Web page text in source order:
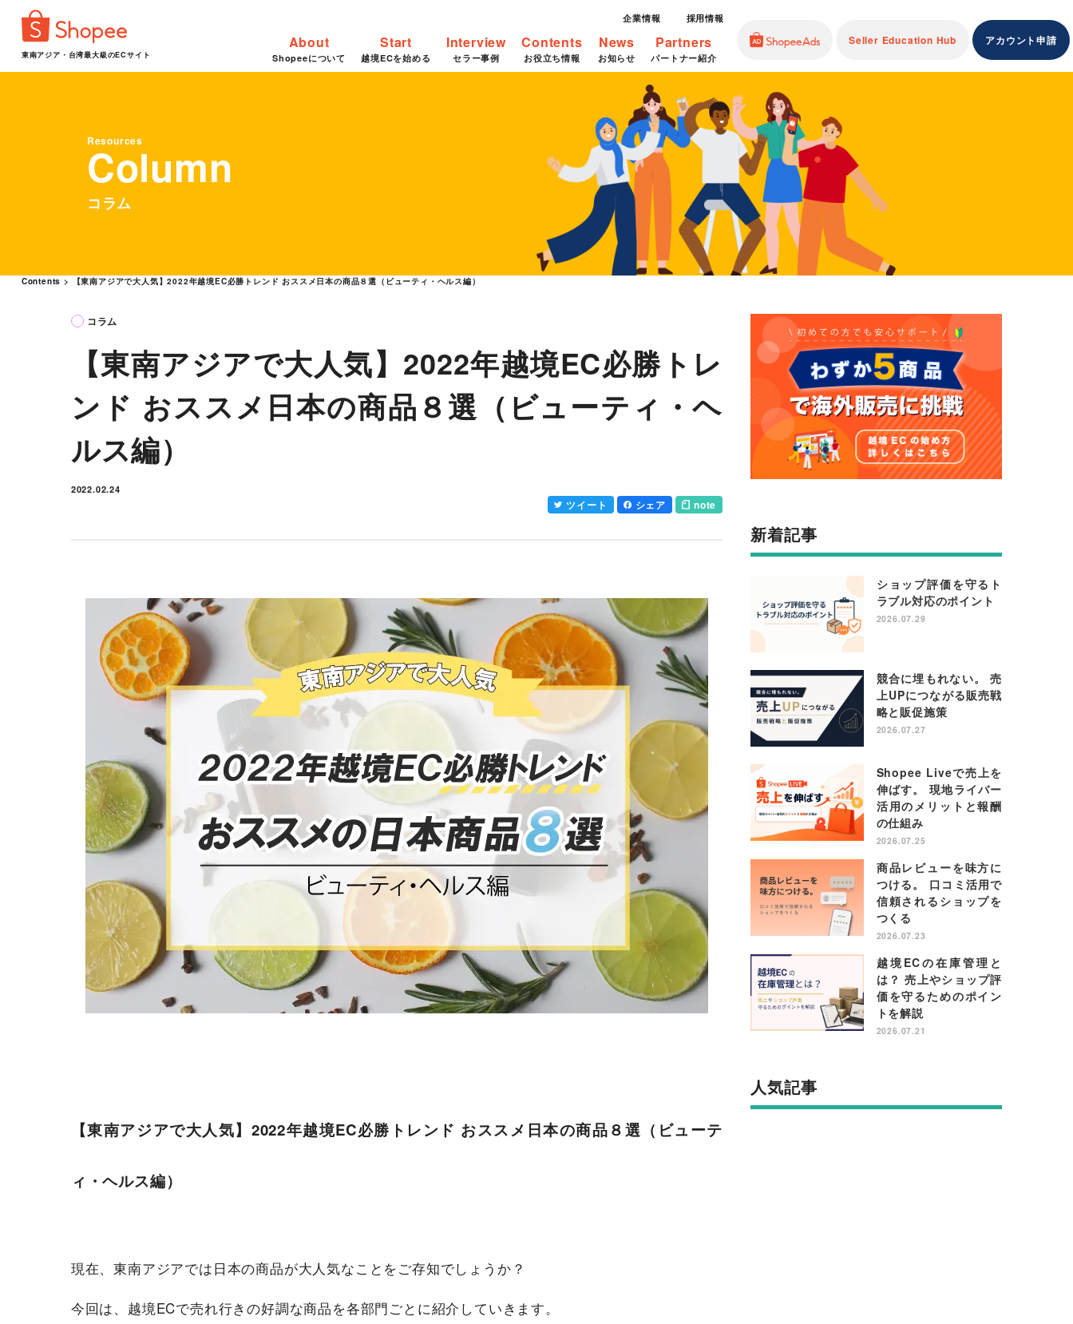
東南アジア・台湾最大級のECサイト
企業情報 採用情報
About
Shopeeについて
Start
越境ECを始める
Interview
セラー事例
Contents
お役立ち情報
News
お知らせ
Partners
パートナー紹介
Seller Education Hub アカウント申請
Resources
Column
コラム
Contents > 【東南アジアで大人気】2022年越境EC必勝トレンド おススメ日本の商品８選（ビューティ・ヘルス編）
コラム
【東南アジアで大人気】2022年越境EC必勝トレ
ンド おススメ日本の商品８選（ビューティ・ヘ
ルス編）
2022.02.24
ツイート シェア note
【東南アジアで大人気】2022年越境EC必勝トレンド おススメ日本の商品８選（ビューテ
ィ・ヘルス編）
現在、東南アジアでは日本の商品が大人気なことをご存知でしょうか？
今回は、越境ECで売れ行きの好調な商品を各部門ごとに紹介していきます。
新着記事
ショップ評価を守るト
ラブル対応のポイント
2026.07.29
競合に埋もれない。 売
上UPにつながる販売戦
略と販促施策
2026.07.27
Shopee Liveで売上を
伸ばす。 現地ライバー
活用のメリットと報酬
の仕組み
2026.07.25
商品レビューを味方に
つける。 口コミ活用で
信頼されるショップを
つくる
2026.07.23
越境ECの在庫管理と
は？ 売上やショップ評
価を守るためのポイン
トを解説
2026.07.21
人気記事